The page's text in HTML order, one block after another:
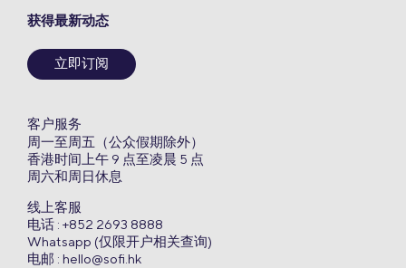
获得最新动态
立即订阅
客户服务
周一至周五（公众假期除外）
香港时间上午 9 点至凌晨 5 点
周六和周日休息
线上客服
电话 : +852 2693 8888
Whatsapp (仅限开户相关查询)
电邮 : hello@sofi.hk